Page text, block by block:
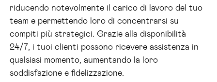
riducendo notevolmente il carico di lavoro del tuo
team e permettendo loro di concentrarsi su
compiti più strategici. Grazie alla disponibilità
24/7, i tuoi clienti possono ricevere assistenza in
qualsiasi momento, aumentando la loro
soddisfazione e fidelizzazione.